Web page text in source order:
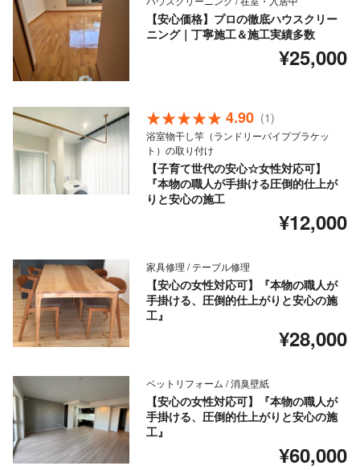
【安心価格】プロの徹底ハウスクリー
ニング｜丁寧施工＆施工実績多数
¥25,000
4.90 (1)
浴室物干し竿（ランドリーパイプブラケッ
ト）の取り付け
【子育て世代の安心☆女性対応可】
『本物の職人が手掛ける圧倒的仕上が
りと安心の施工
¥12,000
家具修理 / テーブル修理
【安心の女性対応可】『本物の職人が
手掛ける、圧倒的仕上がりと安心の施
工』
¥28,000
ペットリフォーム / 消臭壁紙
【安心の女性対応可】『本物の職人が
手掛ける、圧倒的仕上がりと安心の施
工』
¥60,000